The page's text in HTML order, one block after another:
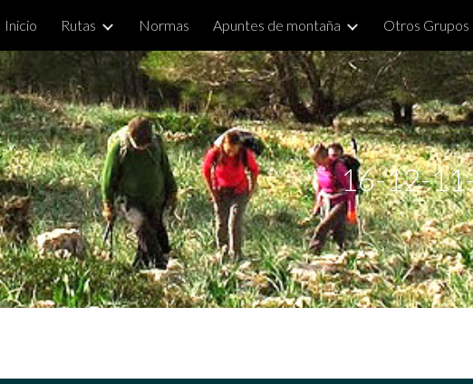
Skip to main content Skip to navigation
Inicio Rutas Normas Apuntes de montaña Otros Grupos
16-12-